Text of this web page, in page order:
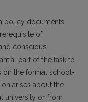
policy documents
of
conscious
part of the task to
on the formal school-
arises about the
university or from